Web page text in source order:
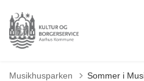
Musikhusparken Sommer i